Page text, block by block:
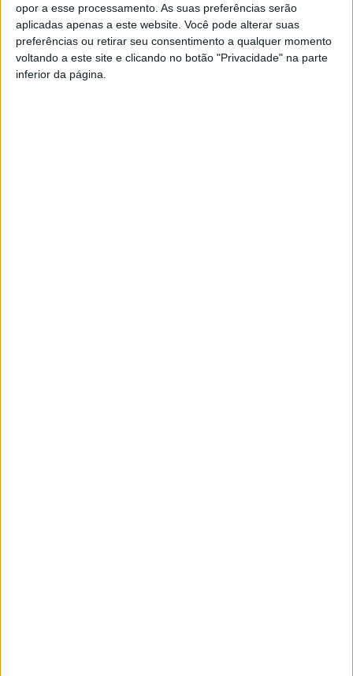
opor a esse processamento. As suas preferências serão
aplicadas apenas a este website. Você pode alterar suas
preferências ou retirar seu consentimento a qualquer momento
voltando a este site e clicando no botão "Privacidade" na parte
inferior da página.
Esta e outras notícias para ouvir na Estação Diária – 96.8
FM ou emwww.968.fm .